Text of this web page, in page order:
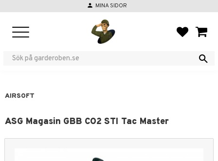
person MINA SIDOR
AIRSOFT
ASG Magasin GBB CO2 STI Tac Master